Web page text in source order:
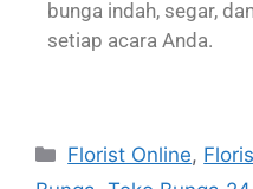
bunga indah, segar,
setiap acara Anda.
Florist Online,